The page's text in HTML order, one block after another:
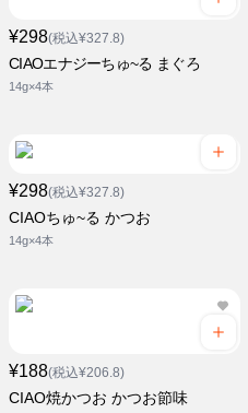
¥298(税込¥327.8)
CIAOエナジーちゅ~る まぐろ
14g×4本
¥298(税込¥327.8)
CIAOちゅ~る かつお
14g×4本
¥188(税込¥206.8)
CIAO焼かつお かつお節味